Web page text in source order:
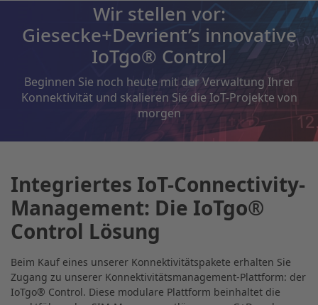
Wir stellen vor:
Giesecke+Devrient’s innovative
IoTgo® Control
Beginnen Sie noch heute mit der Verwaltung Ihrer
Konnektivität und skalieren Sie die IoT-Projekte von
morgen
Integriertes IoT-Connectivity-
Management: Die IoTgo®
Control Lösung
Beim Kauf eines unserer Konnektivitätspakete erhalten Sie
Zugang zu unserer Konnektivitätsmanagement-Plattform: der
IoTgo® Control. Diese modulare Plattform beinhaltet die